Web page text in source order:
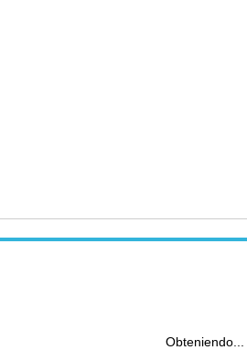
Obteniendo...